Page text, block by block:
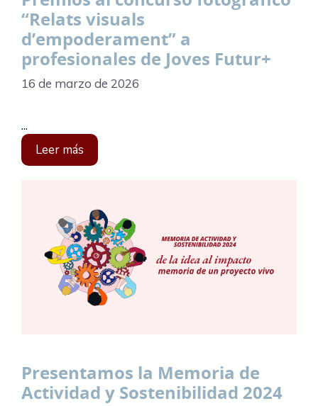
“Relats visuals
d’empoderament” a
profesionales de Joves Futur+
16 de marzo de 2026
...
Leer más
Presentamos la Memoria de
Actividad y Sostenibilidad 2024